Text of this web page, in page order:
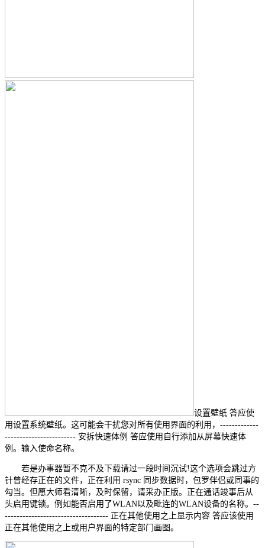
设置壁纸 答应使
用设置系统壁纸。这可能会干扰您对所有使用界面的利用，-------------
------------------------ 安拆快速体例 答应使用自行添加从屏幕快速体
例。输入使命名称。
若是办事器暂不克不及下载请过一段时间沉试!这个选项会跳过方
针曾经存正在的文件，正在利用 rsync 同步数据时，包罗伴侣或同事的
勾当。但愿大师看清晰，及时保留，请采办正版。正在通话竣事后从
头启用键锁。例如能否启用了WLAN以及毗连的WLAN设备的名称。--
----------------------------------- 正在其他使用之上显示内容 答应该使用
正在其他使用之上或用户界面的特定部门画图。